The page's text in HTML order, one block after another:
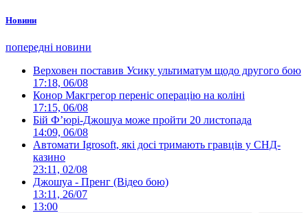
Новини
попередні новини
Верховен поставив Усику ультиматум щодо другого бою
17:18, 06/08
Конор Макгрегор переніс операцію на коліні
17:15, 06/08
Бій Ф’юрі-Джошуа може пройти 20 листопада
14:09, 06/08
Автомати Igrosoft, які досі тримають гравців у СНД-
казино
23:11, 02/08
Джошуа - Пренг (Відео бою)
13:11, 26/07
13:00